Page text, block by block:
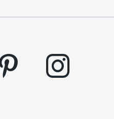
instagram